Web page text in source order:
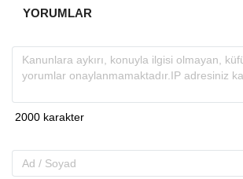
YORUMLAR